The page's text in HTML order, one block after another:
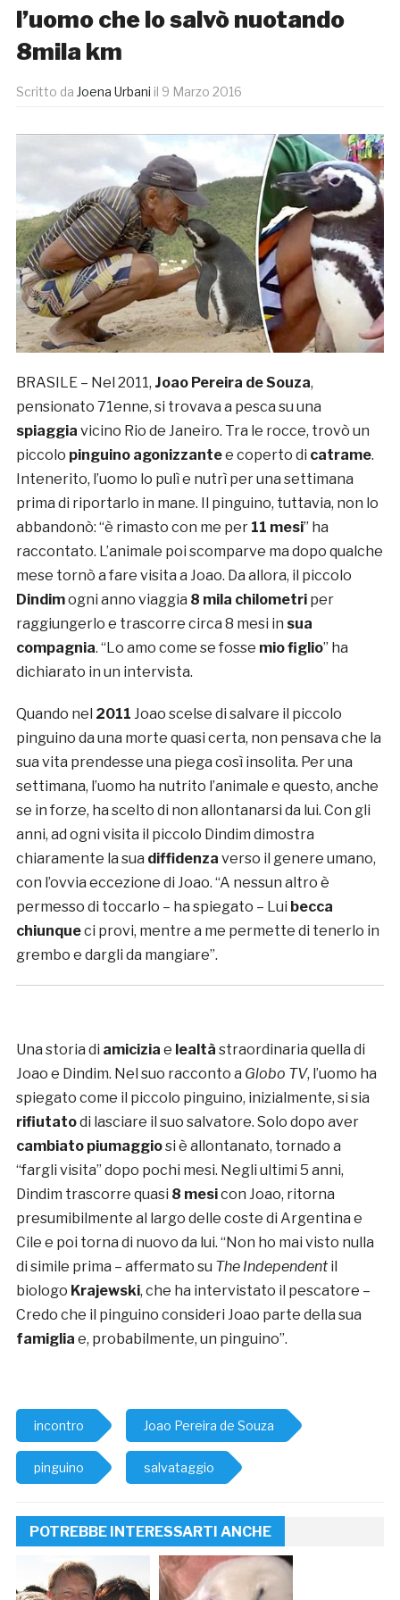
l’uomo che lo salvò nuotando
8mila km
Scritto da Joena Urbani il 9 Marzo 2016
BRASILE – Nel 2011, Joao Pereira de Souza,
pensionato 71enne, si trovava a pesca su una
spiaggia vicino Rio de Janeiro. Tra le rocce, trovò un
piccolo pinguino agonizzantee coperto di catrame.
Intenerito, l’uomo lo pulì e nutrì per una settimana
prima di riportarlo in mane. Il pinguino, tuttavia, non lo
abbandonò: “è rimasto con me per 11 mesi” ha
raccontato. L’animale poi scomparve ma dopo qualche
mese tornò a fare visita a Joao. Da allora, il piccolo
Dindimogni anno viaggia 8 mila chilometriper
raggiungerlo e trascorre circa 8 mesi in sua
compagnia. “Lo amo come se fosse mio figlio” ha
dichiarato in un intervista.
Quando nel 2011 Joao scelse di salvare il piccolo
pinguino da una morte quasi certa, non pensava che la
sua vita prendesse una piega così insolita. Per una
settimana, l’uomo ha nutrito l’animale e questo, anche
se in forze, ha scelto di non allontanarsi da lui. Con gli
anni, ad ogni visita il piccolo Dindim dimostra
chiaramente la sua diffidenza verso il genere umano,
con l’ovvia eccezione di Joao. “A nessun altro è
permesso di toccarlo – ha spiegato – Lui becca
chiunqueci provi, mentre a me permette di tenerlo in
grembo e dargli da mangiare”.
Una storia di amicizia e lealtà straordinaria quella di
Joao e Dindim. Nel suo racconto a Globo TV, l’uomo ha
spiegato come il piccolo pinguino, inizialmente, si sia
rifiutatodi lasciare il suo salvatore. Solo dopo aver
cambiato piumaggiosi è allontanato, tornado a
“fargli visita” dopo pochi mesi. Negli ultimi 5 anni,
Dindim trascorre quasi 8 mesicon Joao, ritorna
presumibilmente al largo delle coste di Argentina e
Cile e poi torna di nuovo da lui. “Non ho mai visto nulla
di simile prima – affermato su The Independentil
biologo Krajewski, che ha intervistato il pescatore –
Credo che il pinguino consideri Joao parte della sua
famiglia e, probabilmente, un pinguino”.
incontro Joao Pereira de Souza
pinguino salvataggio
POTREBBE INTERESSARTI ANCHE